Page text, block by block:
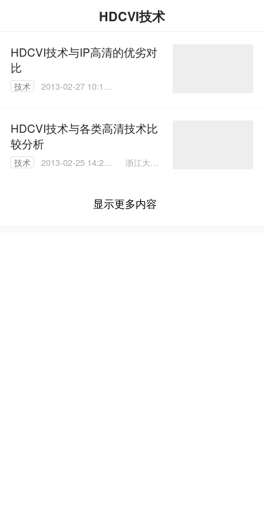
HDCVI技术
HDCVI技术与IP高清的优劣对
比
技术
2013-02-27 10:18:
HDCVI技术与各类高清技术比
较分析
技术
2013-02-25 14:20:
浙江大华
显示更多内容